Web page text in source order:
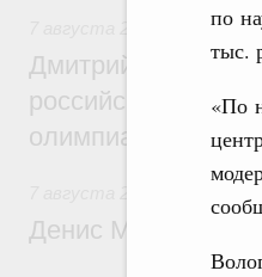
по
тыс.
«По
Отрасль
Дмитрий
российскую
олимпиаде по
Денис Мантуров